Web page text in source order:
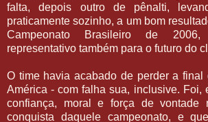
falta, depois outro de pênalti,
praticamente sozinho, a um bom
Campeonato Brasileiro de
representativo também para o futuro do
O time havia acabado de perder a final
América - com falha sua, inclusive. Foi,
confiança, moral e força de vontade
conquista daquele campeonato, e